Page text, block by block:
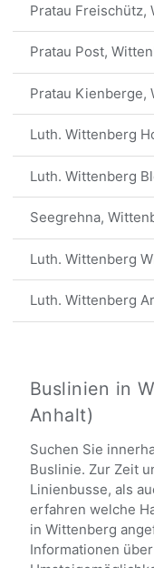
Pratau Freischütz,
Pratau Post,
Pratau Kienberge,
Luth. Wittenberg
Luth. Wittenberg
Seegrehna,
Luth. Wittenberg
Luth. Wittenberg
Luth. Wittenberg
Luth. Wittenberg
Luth. Wittenberg
Luth. Wittenberg
Luth. Wittenberg
Buslinien in
Anhalt)
Suchen Sie
Buslinie. Zur Zeit
Linienbusse, als
erfahren welche
in Wittenberg
Informationen